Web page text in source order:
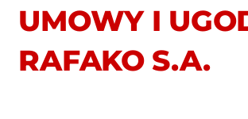
UMOWY I
RAFAKO S.A.